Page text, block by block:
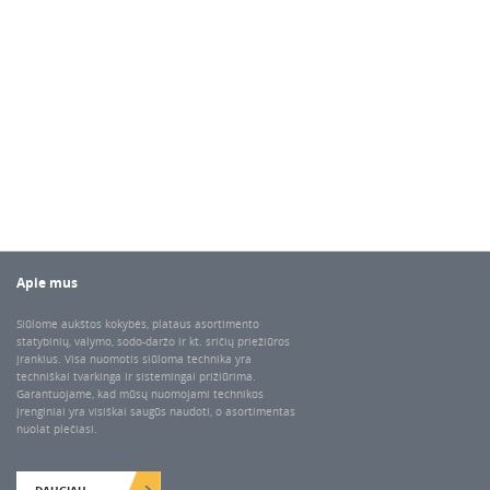
Apie mus
Siūlome aukštos kokybės, plataus asortimento
statybinių, valymo, sodo-daržo ir kt. sričių priežiūros
įrankius. Visa nuomotis siūloma technika yra
techniškai tvarkinga ir sistemingai prižiūrima.
Garantuojame, kad mūsų nuomojami technikos
įrenginiai yra visiškai saugūs naudoti, o asortimentas
nuolat plečiasi.